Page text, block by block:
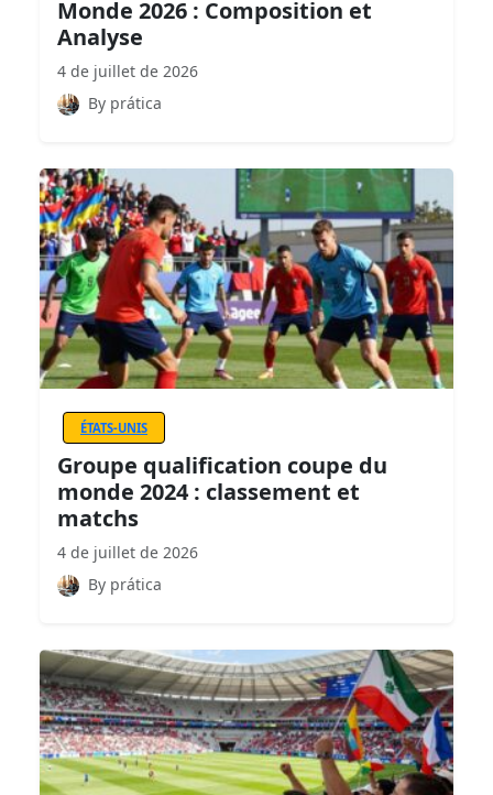
Monde 2026 : Composition et
Analyse
4 de juillet de 2026
By prática
ÉTATS-UNIS
Groupe qualification coupe du
monde 2024 : classement et
matchs
4 de juillet de 2026
By prática